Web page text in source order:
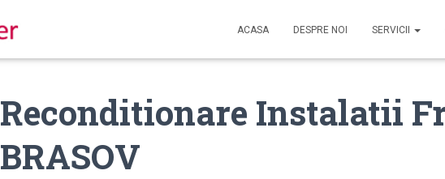
ACASA DESPRE NOI SERVICII
Reconditionare Instalatii
BRASOV